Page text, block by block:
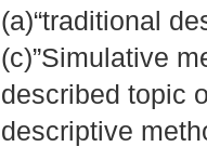
(a)“traditional
(c)”Simulative
described topic
descriptive